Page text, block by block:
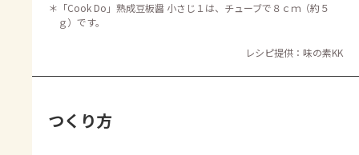
＊ 「Cook Do」熟成豆板醤 小さじ１は、チューブで８ｃｍ（約５
ｇ）です。
レシピ提供：味の素KK
つくり方